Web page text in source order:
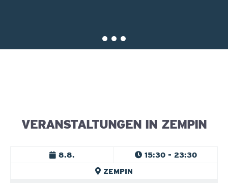
VERANSTALTUNGEN IN ZEMPIN
8.8.
15:30 - 23:30
ZEMPIN